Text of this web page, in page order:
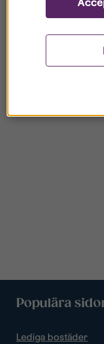
Populära
Lediga bostäder